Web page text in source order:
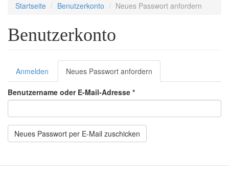
Startseite Benutzerkonto Neues Passwort anfordern
Benutzerkonto
Primary
tabs
Anmelden Neues Passwort anfordern
tab)
Benutzername oder E-Mail-Adresse *
Neues Passwort per E-Mail zuschicken